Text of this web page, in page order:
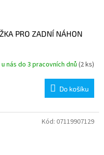
PRO ZADNÍ NÁHON
nás do 3 pracovních dnů (2 ks)
Do košíku
Kód: 07119907129